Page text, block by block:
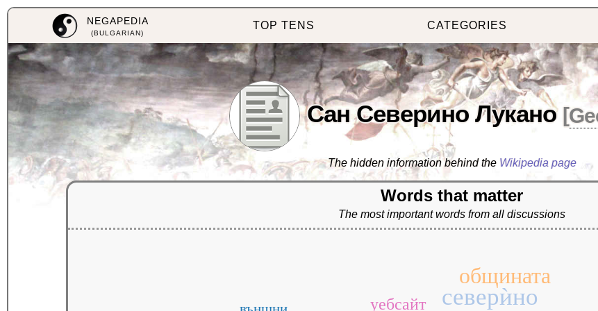
NEGAPEDIA
(BULGARIAN)
TOP TENS CATEGORIES
Сан Северино Лукано [
The hidden information behind the Wikipedia page
Words that matter
The most important words from all discussions
северѝно
общината
уебсайт